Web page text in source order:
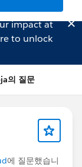
impact at
to unlock
의 질문
에 질문했습니